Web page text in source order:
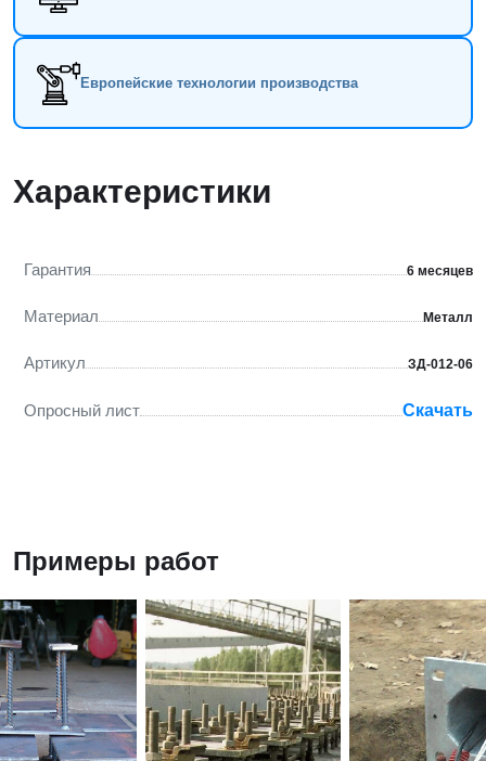
Европейские технологии производства
Характеристики
Гарантия 6 месяцев
Материал Металл
Артикул ЗД-012-06
Опросный лист Скачать
Примеры работ